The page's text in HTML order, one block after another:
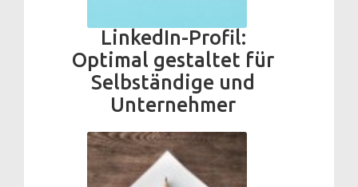
LinkedIn-Profil:
Optimal gestaltet für
Selbständige und
Unternehmer